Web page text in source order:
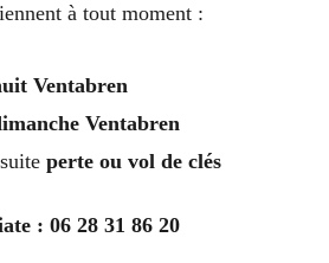
à tout moment :
Ventabren
Ventabren
perte ou vol de clés
: 06 28 31 86 20